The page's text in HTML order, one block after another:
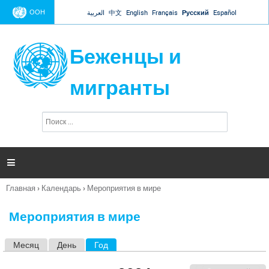
Jump to navigation
ООН العربية 中文 English Français Русский Español
Беженцы и
мигранты
п
и

Вы
Главная › Календарь › Мероприятия в мире
Мероприятия в мире
Месяц День Год